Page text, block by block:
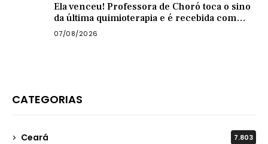
Ela venceu! Professora de Choró toca o sino
da última quimioterapia e é recebida com
carreata
07/08/2026
CATEGORIAS
Ceará 7.803